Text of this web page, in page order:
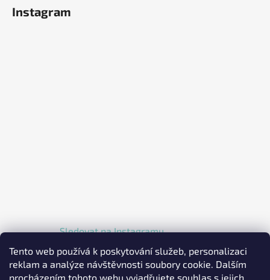
Tento web používá k poskytování služeb, personalizaci
reklam a analýze návštěvnosti soubory cookie. Dalším
procházením tohoto webu vyjadřujete souhlas s jejich
Instagram
Sledovat na Instagramu